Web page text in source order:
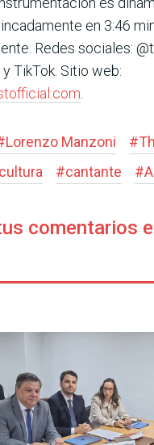
en 3:46
Redes sociales:
TikTok. Sitio web:
Lorenzo Manzoni #
cultura #cantante #
comentarios